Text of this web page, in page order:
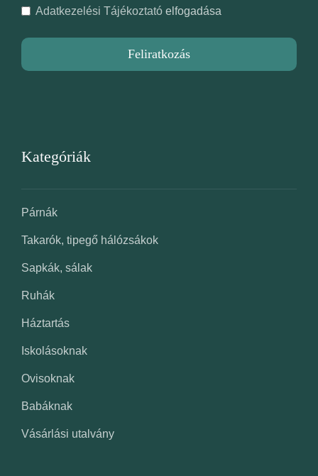
Adatkezelési Tájékoztatóelfogadása
Feliratkozás
Kategóriák
Párnák
Takarók, tipegő hálózsákok
Sapkák, sálak
Ruhák
Háztartás
Iskolásoknak
Ovisoknak
Babáknak
Vásárlási utalvány